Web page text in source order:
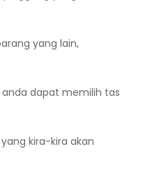
yang lain,
dapat memilih tas
kira-kira akan